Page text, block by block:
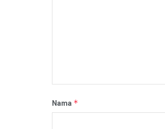
Nama *